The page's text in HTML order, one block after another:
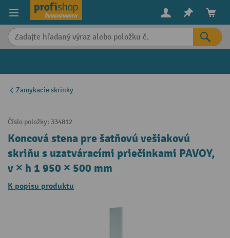
content
Zamykacie skrinky
Číslo položky: 334812
Koncová stena pre šatňovú vešiakovú
skriňu s uzatváracími priečinkami PAVOY,
v × h 1 950 × 500 mm
K popisu produktu